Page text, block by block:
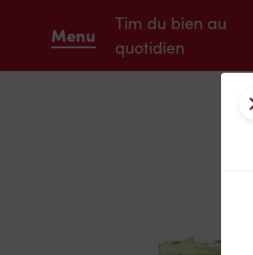
Menu
Tim du bien au
quotidien